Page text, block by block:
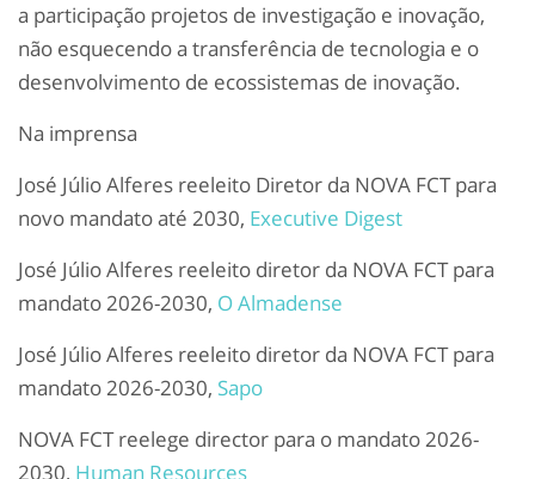
a participação projetos de investigação e inovação,
não esquecendo a transferência de tecnologia e o
desenvolvimento de ecossistemas de inovação.
Na imprensa
José Júlio Alferes reeleito Diretor da NOVA FCT para
novo mandato até 2030, Executive Digest
José Júlio Alferes reeleito diretor da NOVA FCT para
mandato 2026-2030, O Almadense
José Júlio Alferes reeleito diretor da NOVA FCT para
mandato 2026-2030, Sapo
NOVA FCT reelege director para o mandato 2026-
2030, Human Resources